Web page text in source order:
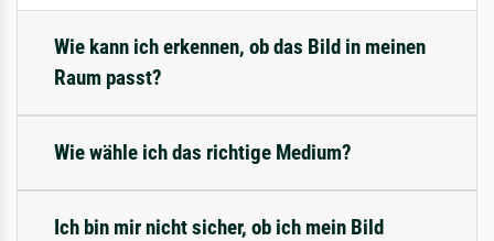
Wie kann ich erkennen, ob das Bild in meinen
Raum passt?
Wie wähle ich das richtige Medium?
Ich bin mir nicht sicher, ob ich mein Bild